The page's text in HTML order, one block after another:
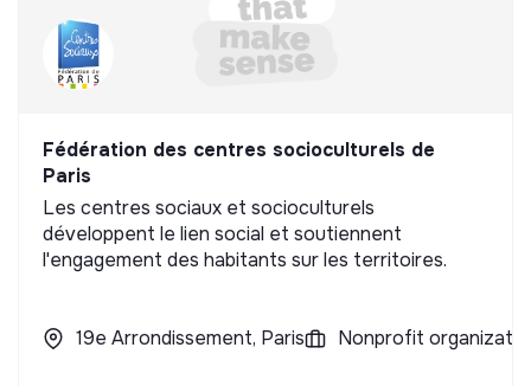
Fédération des centres socioculturels de
Paris
Les centres sociaux et socioculturels
développent le lien social et soutiennent
l'engagement des habitants sur les territoires.
19e Arrondissement, Paris Nonprofit